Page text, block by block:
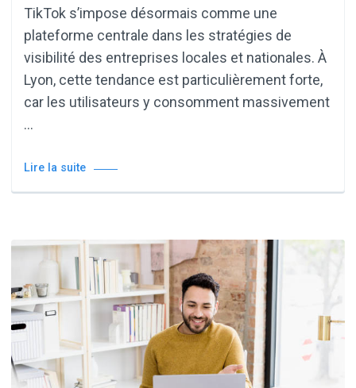
TikTok s’impose désormais comme une
plateforme centrale dans les stratégies de
visibilité des entreprises locales et nationales. À
Lyon, cette tendance est particulièrement forte,
car les utilisateurs y consomment massivement
…
Lire la suite